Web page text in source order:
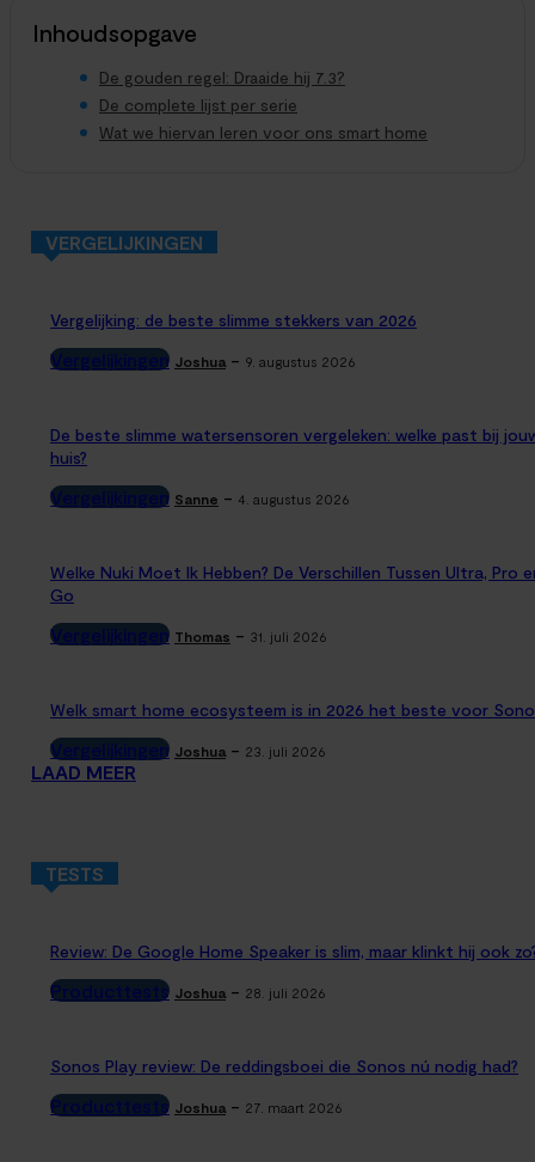
Inhoudsopgave
De gouden regel: Draaide hij 7.3?
De complete lijst per serie
Wat we hiervan leren voor ons smart home
VERGELIJKINGEN
Vergelijking: de beste slimme stekkers van 2026
Vergelijkingen Joshua - 9. augustus 2026
De beste slimme watersensoren vergeleken: welke past bij
huis?
Vergelijkingen Sanne - 4. augustus 2026
Welke Nuki Moet Ik Hebben? De Verschillen Tussen Ultra, Pro
Go
Vergelijkingen Thomas - 31. juli 2026
Welk smart home ecosysteem is in 2026 het beste voor
Vergelijkingen Joshua - 23. juli 2026
LAAD MEER
TESTS
Review: De Google Home Speaker is slim, maar klinkt hij ook
Producttests Joshua - 28. juli 2026
Sonos Play review: De reddingsboei die Sonos nú nodig had?
Producttests Joshua - 27. maart 2026